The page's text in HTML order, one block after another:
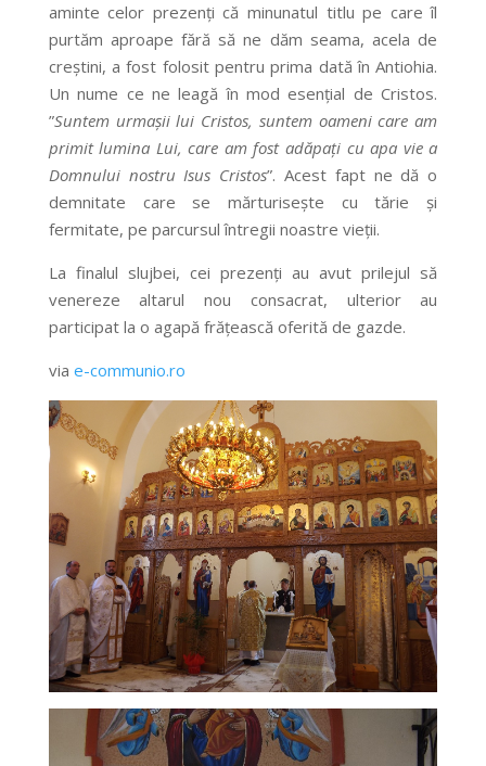
aminte celor prezenți că minunatul titlu pe care îl
purtăm aproape fără să ne dăm seama, acela de
creştini, a fost folosit pentru prima dată în Antiohia.
Un nume ce ne leagă în mod esenţial de Cristos.
”Suntem urmașii lui Cristos, suntem oameni care am
primit lumina Lui, care am fost adăpați cu apa vie a
Domnului nostru Isus Cristos”. Acest fapt ne dă o
demnitate care se mărturiseşte cu tărie şi
fermitate, pe parcursul întregii noastre vieții.
La finalul slujbei, cei prezenţi au avut prilejul să
venereze altarul nou consacrat, ulterior au
participat la o agapă frăţească oferită de gazde.
via e-communio.ro